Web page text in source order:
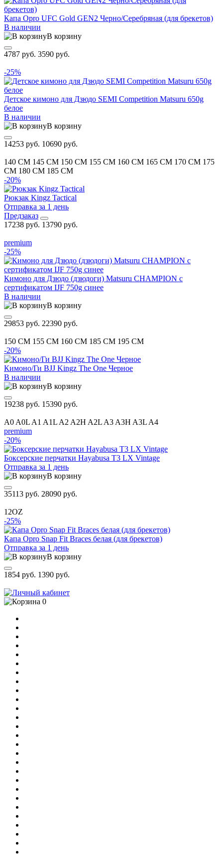
Капа Opro UFC Gold GEN2 Черно/Серебряная (для брекетов)
В наличии
В корзину
4787 руб. 3590 руб.
-25%
Детское кимоно для Дзюдо SEMI Competition Matsuru 650g
белое
В наличии
В корзину
14253 руб. 10690 руб.
140 CM 145 CM 150 CM 155 CM 160 CM 165 CM 170 CM 175
CM 180 CM 185 CM
-20%
Рюкзак Kingz Tactical
Отправка за 1 день
Предзаказ
17238 руб. 13790 руб.
premium
-25%
Кимоно для Дзюдо (дзюдоги) Matsuru CHAMPION с
сертификатом IJF 750g синее
В наличии
В корзину
29853 руб. 22390 руб.
150 CM 155 CM 160 CM 185 CM 195 CM
-20%
Кимоно/Ги BJJ Kingz The One Черное
В наличии
В корзину
19238 руб. 15390 руб.
A0 A0L A1 A1L A2 A2H A2L A3 A3H A3L A4
premium
-20%
Боксерские перчатки Hayabusa T3 LX Vintage
Отправка за 1 день
В корзину
35113 руб. 28090 руб.
12OZ
-25%
Капа Opro Snap Fit Braces белая (для брекетов)
Отправка за 1 день
В корзину
1854 руб. 1390 руб.
0